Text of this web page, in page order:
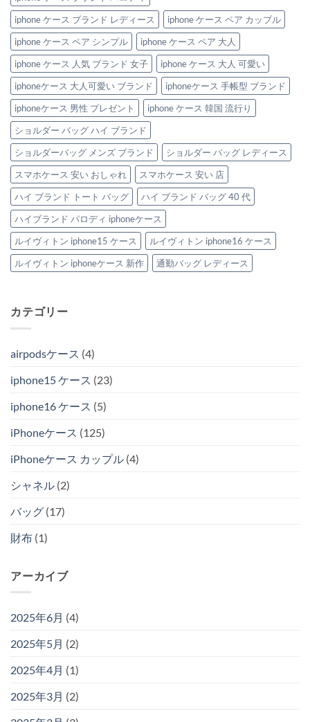
iphone ケース ブランド レディース
iphone ケース ペア カップル
iphone ケース ペア シンプル
iphone ケース ペア 大人
iphone ケース 人気 ブランド 女子
iphone ケース 大人 可愛い
iphoneケース 大人可愛い ブランド
iphoneケース 手帳型 ブランド
iphoneケース 男性 プレゼント
iphone ケース 韓国 流行り
ショルダー バッグ ハイ ブランド
ショルダーバッグ メンズ ブランド
ショルダー バッグ レディース
スマホケース 安い おしゃれ
スマホケース 安い 店
ハイ ブランド トート バッグ
ハイ ブランド バッグ 40 代
ハイブランド パロディ iphoneケース
ルイヴィトン iphone15 ケース
ルイヴィトン iphone16 ケース
ルイヴィトン iphoneケース 新作
通勤バッグ レディース
カテゴリー
airpodsケース (4)
iphone15 ケース (23)
iphone16 ケース (5)
iPhoneケース (125)
iPhoneケース カップル (4)
シャネル (2)
バッグ (17)
財布 (1)
アーカイブ
2025年6月 (4)
2025年5月 (2)
2025年4月 (1)
2025年3月 (2)